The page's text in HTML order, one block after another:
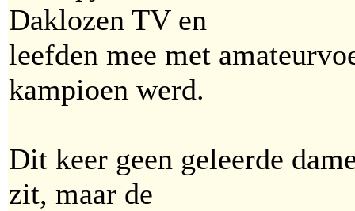
Daklozen TV en
leefden mee met
kampioen werd.
Dit keer geen geleerde
zit, maar de